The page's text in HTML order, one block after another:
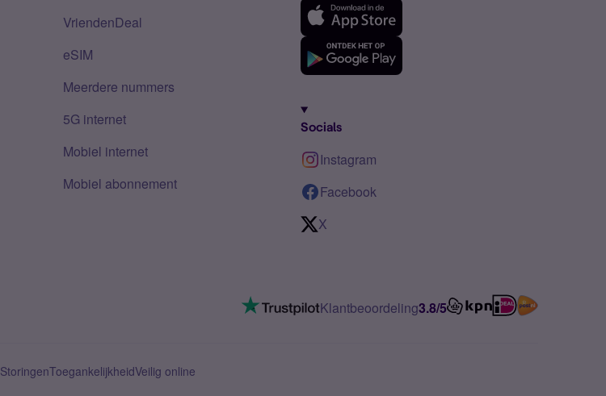
VriendenDeal
eSIM
Meerdere nummers
5G internet
Mobiel internet
Mobiel abonnement
Socials
Instagram
Facebook
X
Klantbeoordeling3.8/5
StoringenToegankelijkheidVeilig online